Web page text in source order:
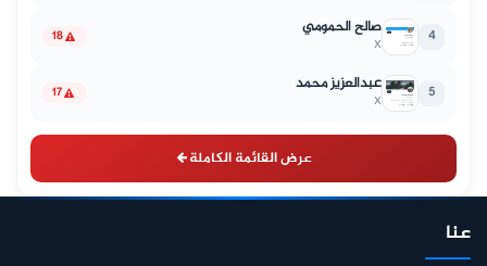
4 صالح الحمومي
X
18
5 عبدالعزيز محمد
X
17
عرض القائمة الكاملة
عنا